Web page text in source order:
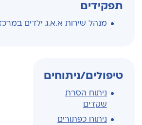
תפקידים
מנהל שירות א.א.ג ילדים
טיפולים/ניתוחים
ניתוח הסרת
שקדים
ניתוח כפתורים